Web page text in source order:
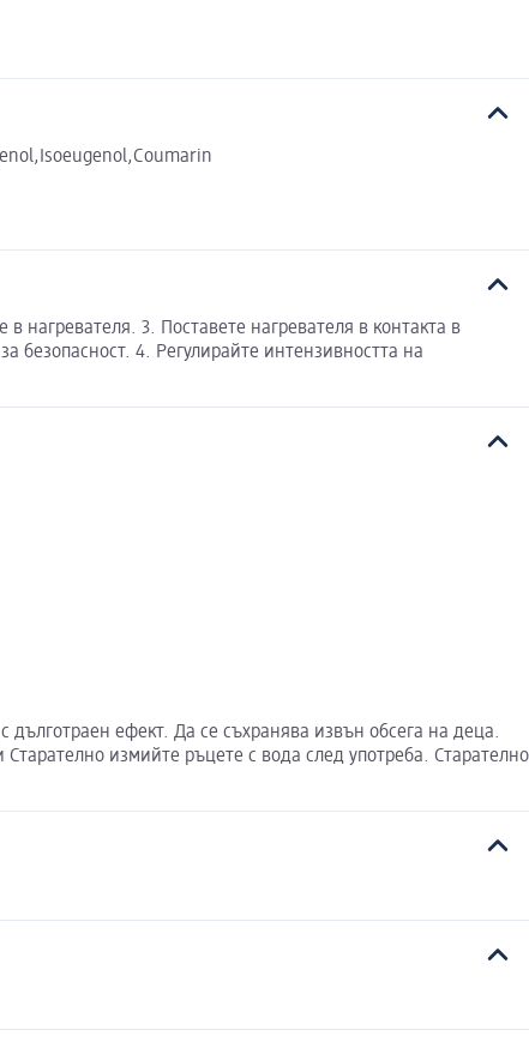
нагревателя. 3. Поставете нагревателя в контакта в
4. Регулирайте интензивността на
ефект. Да се съхранява извън обсега на деца.
измийте ръцете с вода след употреба. Старателно